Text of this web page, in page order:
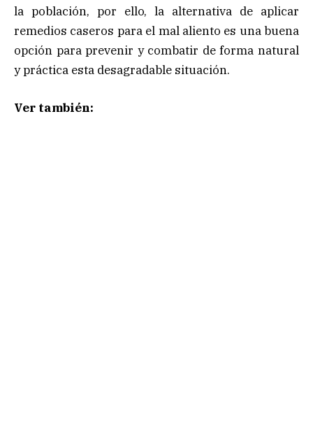
la población, por ello, la alternativa de aplicar
remedios caseros para el mal aliento es una buena
opción para prevenir y combatir de forma natural
y práctica esta desagradable situación.
Ver también: